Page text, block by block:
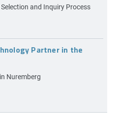
and Inquiry Process
Partner in the
Nuremberg